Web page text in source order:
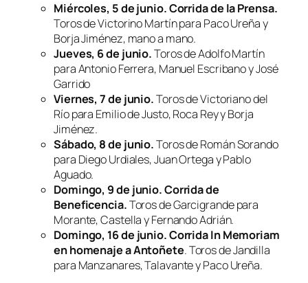
Miércoles, 5 de junio. Corrida de la Prensa.
Toros de Victorino Martín para Paco Ureña y
Borja Jiménez, mano a mano.
Jueves, 6 de junio.Toros de Adolfo Martín
para Antonio Ferrera, Manuel Escribano y José
Garrido
Viernes, 7 de junio.Toros de Victoriano del
Río para Emilio de Justo, Roca Rey y Borja
Jiménez.
Sábado, 8 de junio.Toros de Román Sorando
para Diego Urdiales, Juan Ortega y Pablo
Aguado.
Domingo, 9 de junio. Corrida de
Beneficencia.Toros de Garcigrande para
Morante, Castella y Fernando Adrián.
Domingo, 16 de junio. Corrida In Memoriam
en homenaje a Antoñete. Toros de Jandilla
para Manzanares, Talavante y Paco Ureña.